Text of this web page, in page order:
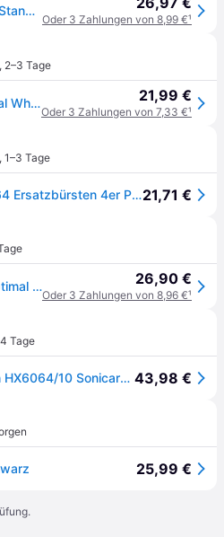
Sonicare W Optimal White Standard-Bürstenköpfe weiß (4 Stück) HX6064/10
Oder 3 Zahlungen von 8,99 €¹
, 2–3 Tage
Philips Sonicare W2 Optimal White HX6064/10 Standard-Bürstenköpfe für Schallzahnbürste, 4 Stück(e), Weiß, Medium, Mehrfachpassung, 2 Jahr(e), 60 mm 21,99 €
Oder 3 Zahlungen von 7,33 €¹
, 1–3 Tage
Philips Sonicare W2 Hx6064 Ersatzbürsten 4er Pack Weiß Original Neu Ovp21,71 €
Sonicare HX6064/10 W Optimal White 4er, Aufsteckbürste 26,90 €
Oder 3 Zahlungen von 8,96 €¹
Tage
Philips Ersatz-Zahnbürsten HX6064/10 Sonicare Optimal White W2 weiß 4-er 1 St 43,98 €
25,99 €